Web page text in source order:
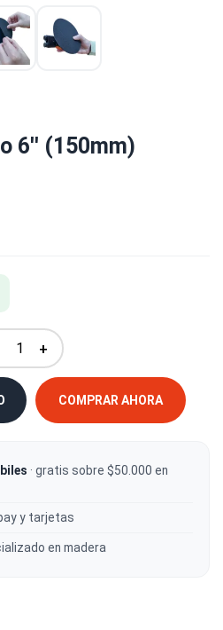
6'' (150mm)
+
COMPRAR AHORA
· gratis sobre $50.000 en
y tarjetas
en madera